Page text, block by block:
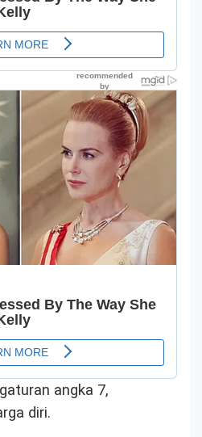
angka 7,
diri.